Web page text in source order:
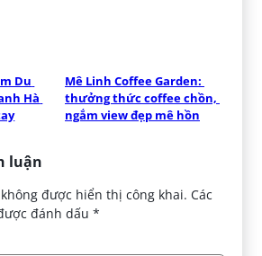
Du
Hà
Mê Linh Coffee Garden:
thưởng thức coffee chồn,
ngắm view đẹp mê hồn
luận
được hiển thị công khai. Các
đánh dấu*